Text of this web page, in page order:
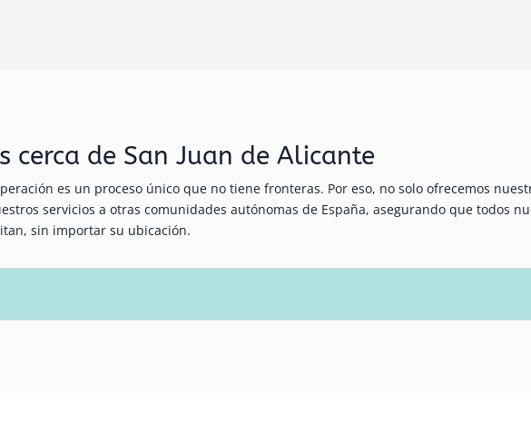
cerca de San Juan de Alicante
es un proceso único que no tiene fronteras. Por eso, no solo ofrecemos
servicios a otras comunidades autónomas de España, asegurando que todos
sin importar su ubicación.